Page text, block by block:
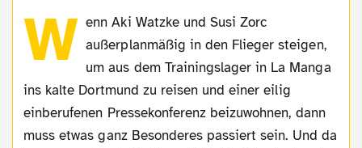
W enn Aki Watzke und Susi Zorc
außerplanmäßig in den Flieger steigen,
um aus dem Trainingslager in La Manga
ins kalte Dortmund zu reisen und einer eilig
einberufenen Pressekonferenz beizuwohnen, dann
muss etwas ganz Besonderes passiert sein. Und da